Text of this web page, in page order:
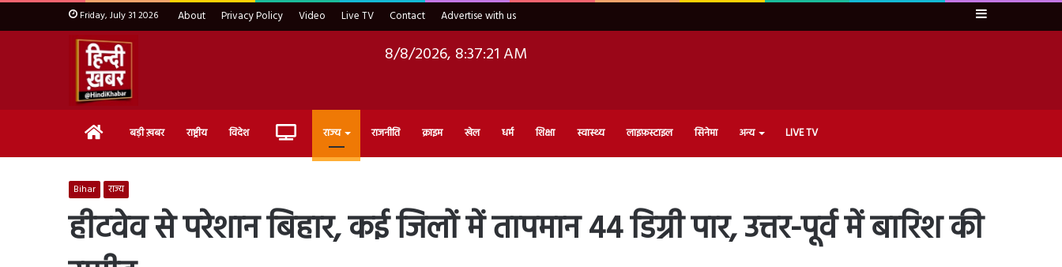
Friday, July 31 2026 About Privacy Policy Video Live TV Contact Advertise with us Sidebar
8/8/2026, 8:37:22 AM
Home बड़ी ख़बर राष्ट्रीय विदेश Live राज्य राजनीति क्राइम खेल धर्म शिक्षा स्वास्थ्य लाइफ़स्टाइल सिनेमा अन्य LIVE TV
Bihar राज्य
हीटवेव से परेशान बिहार, कई जिलों में तापमान 44 डिग्री पार, उत्तर-पूर्व में बारिश की